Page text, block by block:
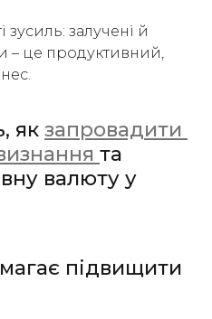
зусиль: залучені й
– це продуктивний,
як запровадити
та
валюту у
підвищити